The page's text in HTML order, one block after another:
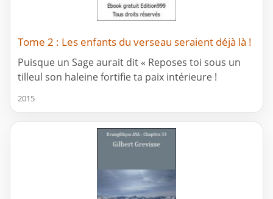
Tome 2 : Les enfants du verseau seraient déjà là !
Puisque un Sage aurait dit « Reposes toi sous un
tilleul son haleine fortifie ta paix intérieure !
2015